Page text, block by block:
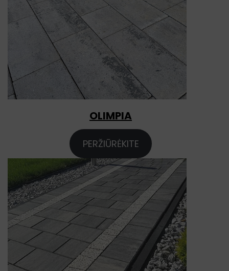
OLIMPIA
PERŽIŪRĖKITE